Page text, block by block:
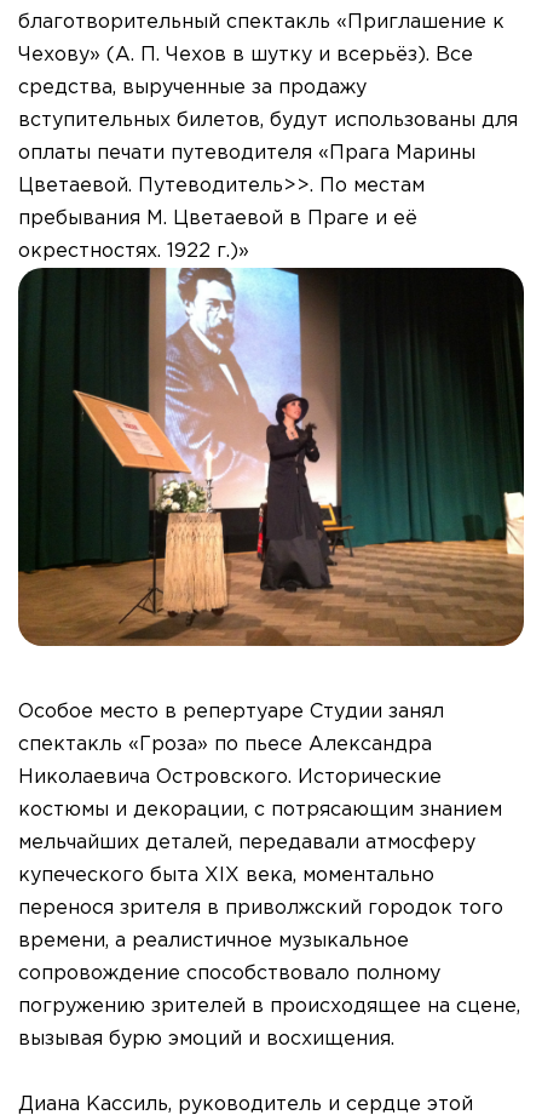
благотворительный спектакль «Приглашение к
Чехову» (А. П. Чехов в шутку и всерьёз). Все
средства, вырученные за продажу
вступительных билетов, будут использованы для
оплаты печати путеводителя «Прага Марины
Цветаевой. Путеводитель>>. По местам
пребывания М. Цветаевой в Праге и её
окрестностях. 1922 г.)»
Особое место в репертуаре Студии занял
спектакль «Гроза» по пьесе Александра
Николаевича Островского. Исторические
костюмы и декорации, с потрясающим знанием
мельчайших деталей, передавали атмосферу
купеческого быта XIX века, моментально
перенося зрителя в приволжский городок того
времени, а реалистичное музыкальное
сопровождение способствовало полному
погружению зрителей в происходящее на сцене,
вызывая бурю эмоций и восхищения.
Диана Кассиль, руководитель и сердце этой